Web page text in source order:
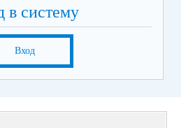
в систему
Вход